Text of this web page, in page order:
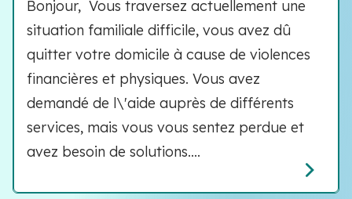
Bonjour, Vous traversez actuellement une
situation familiale difficile, vous avez dû
quitter votre domicile à cause de violences
financières et physiques. Vous avez
demandé de l\'aide auprès de différents
services, mais vous vous sentez perdue et
avez besoin de solutions....